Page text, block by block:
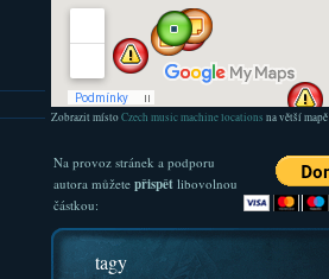
Zobrazit místoCzech music machine locations na větší mapě
Na provoz stránek a podporu
autora můžete přispětlibovolnou
částkou:
tagy